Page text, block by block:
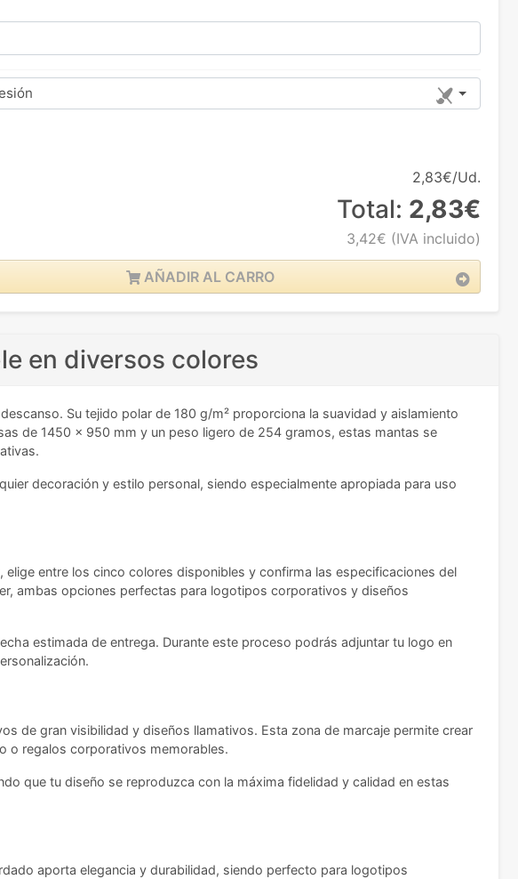
2,83€/Ud.
Total: 2,83€
3,42€ (IVA incluido)
AÑADIR AL CARRO
en diversos colores
Su tejido polar de 180 g/m² proporciona la suavidad y aislamiento
de 1450 x 950 mm y un peso ligero de 254 gramos, estas mantas se
decoración y estilo personal, siendo especialmente apropiada para uso
entre los cinco colores disponibles y confirma las especificaciones del
ambas opciones perfectas para logotipos corporativos y diseños
estimada de entrega. Durante este proceso podrás adjuntar tu logo en
de gran visibilidad y diseños llamativos. Esta zona de marcaje permite crear
o regalos corporativos memorables.
que tu diseño se reproduzca con la máxima fidelidad y calidad en estas
aporta elegancia y durabilidad, siendo perfecto para logotipos